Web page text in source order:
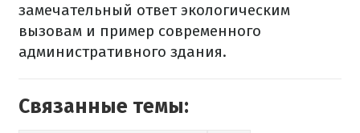
замечательный ответ экологическим
вызовам и пример современного
административного здания.
Связанные темы: